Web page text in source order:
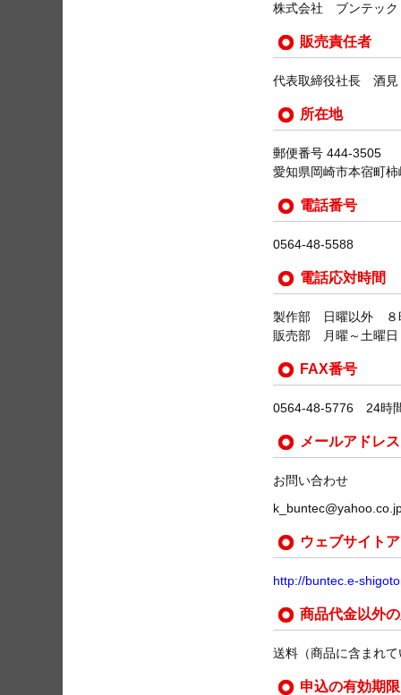
株式会社 ブンテック
販売責任者
代表取締役社長 酒
所在地
郵便番号 444-3505
愛知県岡崎市本宿町
電話番号
0564-48-5588
電話応対時間
製作部 日曜以外 ８
販売部 月曜～土曜
FAX番号
0564-48-5776 24時
メールアドレス
お問い合わせ
ウェブサイト
http://buntec.e-
商品代金以外
送料（商品に含まれ
申込の有効期限